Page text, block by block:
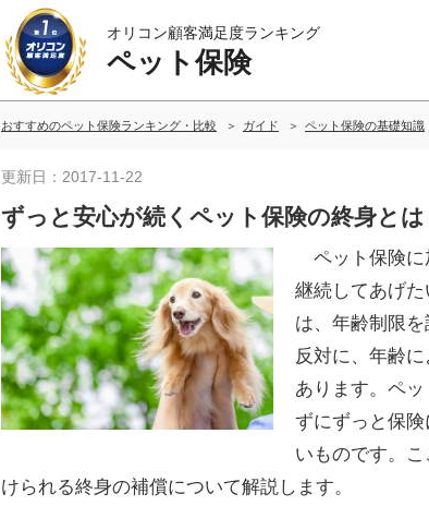
オリコン顧客満足度ランキング
ペット保険
おすすめのペット保険ランキング・比較 ガイド ペット保険の基礎知識
更新日：2017-11-22
ずっと安心が続くペット保険の終身とは
ペット保険に
継続してあげ
は、年齢制限を
反対に、年齢
あります。ペ
ずにずっと保
いものです。
けられる終身の補償について解説します。